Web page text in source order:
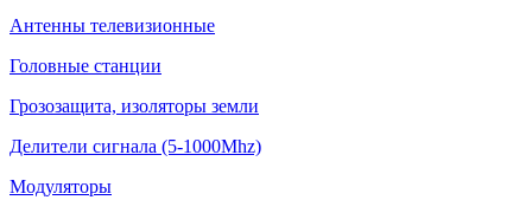
Антенны телевизионные
Головные станции
Грозозащита, изоляторы земли
Делители сигнала (5-1000Mhz)
Модуляторы